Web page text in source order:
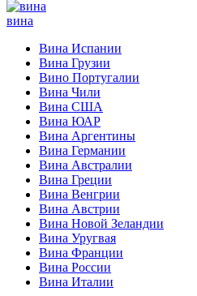
вина
Вина Испании
Вина Грузии
Вино Португалии
Вина Чили
Вина США
Вина ЮАР
Вина Аргентины
Вина Германии
Вина Австралии
Вина Греции
Вина Венгрии
Вина Австрии
Вина Новой Зеландии
Вина Уругвая
Вина Франции
Вина России
Вина Италии